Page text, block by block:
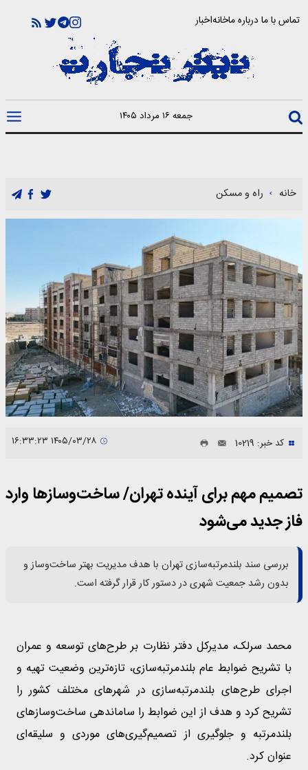
تماس با مادرباره ماخانهاخبار
جمعه ۱۶ مرداد ۱۴۰۵
خانه راه و مسکن
کد خبر: 10219
تصمیم مهم برای آینده تهران/ ساخت‌وسازها وارد
فاز جدید می‌شود
بررسی سند بلندمرتبه‌سازی تهران با هدف مدیریت بهتر ساخت‌وساز و
بدون رشد جمعیت شهری در دستور کار قرار گرفته است.
محمد سرلک، مدیرکل دفتر نظارت بر طرح‌های توسعه و عمران
با تشریح ضوابط عام بلندمرتبه‌سازی، تازه‌ترین وضعیت تهیه و
اجرای طرح‌های بلندمرتبه‌سازی در شهرهای مختلف کشور را
تشریح کرد و هدف از این ضوابط را ساماندهی ساخت‌وسازهای
بلندمرتبه و جلوگیری از تصمیم‌گیری‌های موردی و سلیقه‌ای
عنوان کرد.